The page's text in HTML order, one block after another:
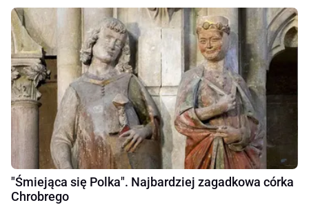
"Śmiejąca się Polka". Najbardziej zagadkowa córka
Chrobrego